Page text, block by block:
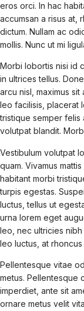
eros orci. In hac
accumsan a risus at,
dictum. Nullam ac
mollis. Nunc ut mi
Morbi lobortis nisi id
in ultrices tellus.
arcu nisl, maximus
leo facilisis, placerat
tristique semper felis
volutpat blandit.
Vestibulum volutpat
quam. Vivamus
habitant morbi
turpis egestas.
luctus, tellus ut
urna lorem eget
leo, nec ultricies
leo luctus, at rhoncus
Pellentesque vitae
metus. Pellentesque
imperdiet, ante sit
ornare metus velit